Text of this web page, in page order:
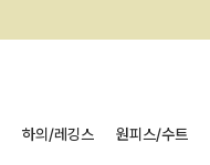
하의/레깅스 원피스/수트